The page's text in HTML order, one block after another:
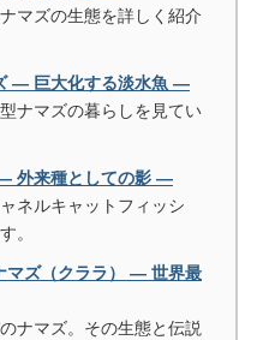
マズの生態を詳しく紹介
― 巨大化する淡水魚 ―
ナマズの暮らしを見てい
外来種としての影 ―
ネルキャットフィッシ
。
マズ（クララ） ― 世界最
ナマズ。その生態と伝説